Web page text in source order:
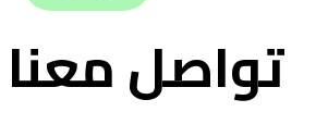
تواصل معنا